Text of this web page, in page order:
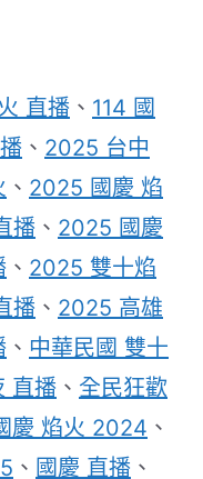
直播 、 114 國
、 2025 台中
、 2025 國慶 焰
播 、 2025 國慶
、 2025 雙十焰
播 、 2025 高雄
、 中華民國 雙十
直播 、 全民狂歡
慶 焰火 2024 、
、 國慶 直播 、